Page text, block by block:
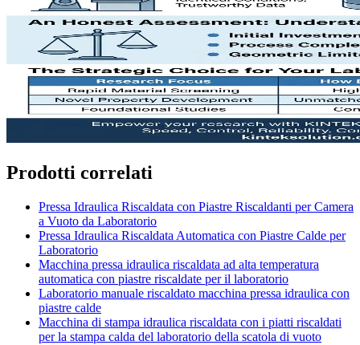
Prodotti correlati
Pressa Idraulica Riscaldata con Piastre Riscaldanti per Camera
a Vuoto da Laboratorio
Pressa Idraulica Riscaldata Automatica con Piastre Calde per
Laboratorio
Macchina pressa idraulica riscaldata ad alta temperatura
automatica con piastre riscaldate per il laboratorio
Laboratorio manuale riscaldato macchina pressa idraulica con
piastre calde
Macchina di stampa idraulica riscaldata con i piatti riscaldati
per la stampa calda del laboratorio della scatola di vuoto